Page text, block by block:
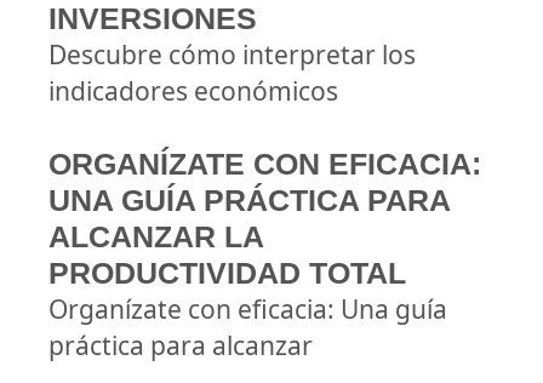
INVERSIONES
Descubre cómo interpretar los
indicadores económicos
ORGANÍZATE CON EFICACIA:
UNA GUÍA PRÁCTICA PARA
ALCANZAR LA
PRODUCTIVIDAD TOTAL
Organízate con eficacia: Una guía
práctica para alcanzar